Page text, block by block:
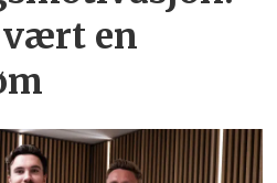
vært en